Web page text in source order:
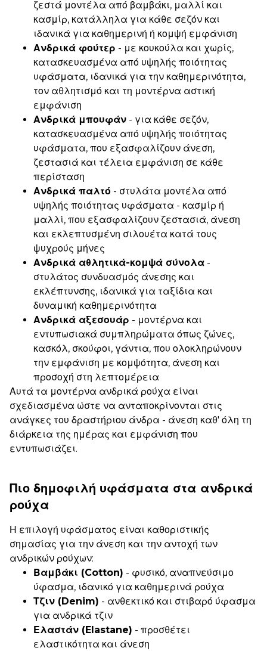
ζεστά μοντέλα από βαμβάκι, μαλλί και
κασμίρ, κατάλληλα για κάθε σεζόν και
ιδανικά για καθημερινή ή κομψή εμφάνιση
Ανδρικά φούτερ - με κουκούλα και χωρίς,
κατασκευασμένα από υψηλής ποιότητας
υφάσματα, ιδανικά για την καθημερινότητα,
τον αθλητισμό και τη μοντέρνα αστική
εμφάνιση
Ανδρικά μπουφάν - για κάθε σεζόν,
κατασκευασμένα από υψηλής ποιότητας
υφάσματα, που εξασφαλίζουν άνεση,
ζεστασιά και τέλεια εμφάνιση σε κάθε
περίσταση
Ανδρικά παλτό - στυλάτα μοντέλα από
υψηλής ποιότητας υφάσματα - κασμίρ ή
μαλλί, που εξασφαλίζουν ζεστασιά, άνεση
και εκλεπτυσμένη σιλουέτα κατά τους
ψυχρούς μήνες
Ανδρικά αθλητικά-κομψά σύνολα -
στυλάτος συνδυασμός άνεσης και
εκλέπτυνσης, ιδανικά για ταξίδια και
δυναμική καθημερινότητα
Ανδρικά αξεσουάρ - μοντέρνα και
εντυπωσιακά συμπληρώματα όπως ζώνες,
κασκόλ, σκούφοι, γάντια, που ολοκληρώνουν
την εμφάνιση με κομψότητα, άνεση και
προσοχή στη λεπτομέρεια
Αυτά τα μοντέρνα ανδρικά ρούχα είναι
σχεδιασμένα ώστε να ανταποκρίνονται στις
ανάγκες του δραστήριου άνδρα - άνεση καθ' όλη τη
διάρκεια της ημέρας και εμφάνιση που
εντυπωσιάζει.
Πιο δημοφιλή υφάσματα στα ανδρικά
ρούχα
Η επιλογή υφάσματος είναι καθοριστικής
σημασίας για την άνεση και την αντοχή των
ανδρικών ρούχων:
Βαμβάκι (Cotton) - φυσικό, αναπνεύσιμο
ύφασμα, ιδανικό για καθημερινά ρούχα
Τζιν (Denim) - ανθεκτικό και στιβαρό ύφασμα
για ανδρικά τζιν
Ελαστάν (Elastane) - προσθέτει
ελαστικότητα και άνεση